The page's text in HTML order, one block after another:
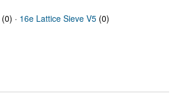
(0) · 16e Lattice Sieve V5 (0)